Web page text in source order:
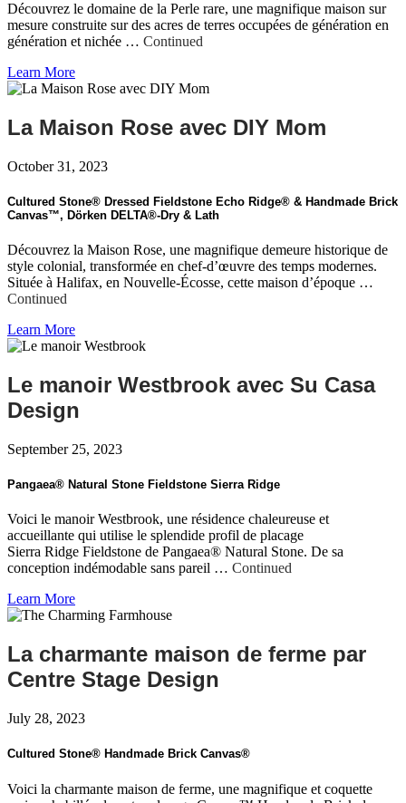
Découvrez le domaine de la Perle rare, une magnifique maison sur
mesure construite sur des acres de terres occupées de génération en
génération et nichée … Continued
Learn More
La Maison Rose avec DIY Mom
October 31, 2023
Cultured Stone® Dressed Fieldstone Echo Ridge® & Handmade Brick
Canvas™, Dörken DELTA®-Dry & Lath
Découvrez la Maison Rose, une magnifique demeure historique de
style colonial, transformée en chef-d’œuvre des temps modernes.
Située à Halifax, en Nouvelle-Écosse, cette maison d’époque …
Continued
Learn More
Le manoir Westbrook avec Su Casa
Design
September 25, 2023
Pangaea® Natural Stone Fieldstone Sierra Ridge
Voici le manoir Westbrook, une résidence chaleureuse et
accueillante qui utilise le splendide profil de placage
Sierra Ridge Fieldstone de Pangaea® Natural Stone. De sa
conception indémodable sans pareil … Continued
Learn More
La charmante maison de ferme par
Centre Stage Design
July 28, 2023
Cultured Stone® Handmade Brick Canvas®
Voici la charmante maison de ferme, une magnifique et coquette